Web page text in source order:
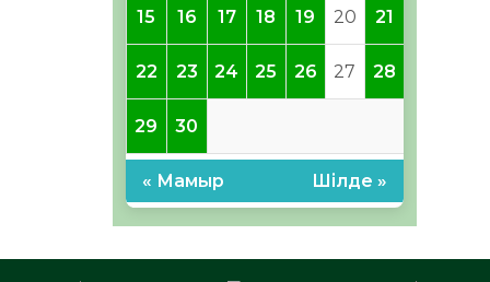
15 16 17 18 19 20 21
22 23 24 25 26 27 28
29 30
« Мамыр Шілде »